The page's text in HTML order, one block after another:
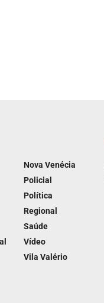
Nova Venécia
Policial
Política
Regional
Saúde
Vídeo
Vila Valério